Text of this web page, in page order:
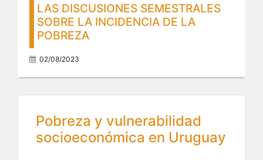
LAS DISCUSIONES SEMESTRALES
SOBRE LA INCIDENCIA DE LA
POBREZA
02/08/2023
Pobreza y vulnerabilidad
socioeconómica en Uruguay